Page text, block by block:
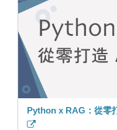
Python x RAG：從零